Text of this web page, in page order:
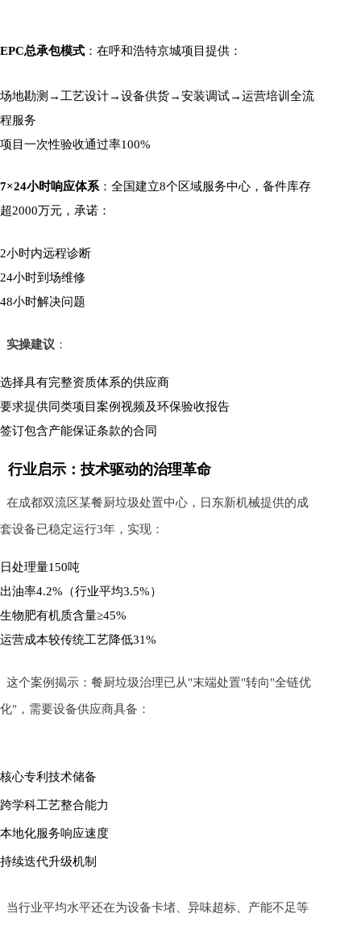
EPC总承包模式 ：在呼和浩特京城项目提供：
场地勘测→工艺设计→设备供货→安装调试→运营培训全流
程服务
项目一次性验收通过率100%
7×24小时响应体系 ：全国建立8个区域服务中心，备件库存
超2000万元，承诺：
2小时内远程诊断
24小时到场维修
48小时解决问题
实操建议 ：
选择具有完整资质体系的供应商
要求提供同类项目案例视频及环保验收报告
签订包含产能保证条款的合同
行业启示：技术驱动的治理革命
在成都双流区某餐厨垃圾处置中心，日东新机械提供的成
套设备已稳定运行3年，实现：
日处理量150吨
出油率4.2%（行业平均3.5%）
生物肥有机质含量≥45%
运营成本较传统工艺降低31%
这个案例揭示：餐厨垃圾治理已从"末端处置"转向"全链优
化"，需要设备供应商具备：
核心专利技术储备
跨学科工艺整合能力
本地化服务响应速度
持续迭代升级机制
当行业平均水平还在为设备卡堵、异味超标、产能不足等